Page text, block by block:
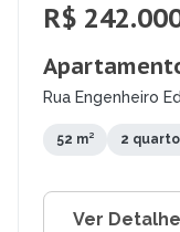
R$
Rua Engenheiro
52 m² 2
Ver